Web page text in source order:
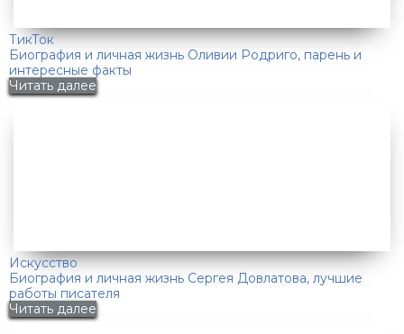
ТикТок
Биография и личная жизнь Оливии Родриго, парень и
интересные факты
Читать далее
Искусство
Биография и личная жизнь Сергея Довлатова, лучшие
работы писателя
Читать далее